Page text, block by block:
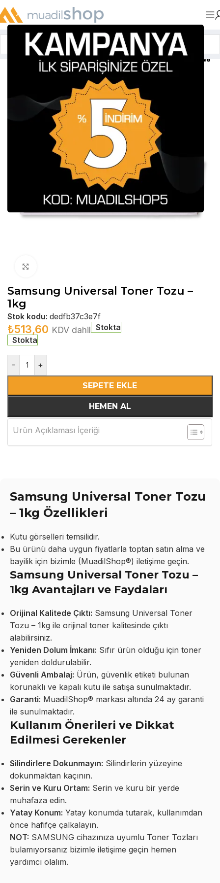
Anasayfa»Toner Tozları
Samsung Universal Toner Tozu –
1kg
Stok kodu: dedfb37c3e7f
₺513,60 KDV dahil Stokta
Stokta
- +
SEPETE EKLE
HEMEN AL
Ürün Açıklaması İçeriği
Samsung Universal Toner Tozu
– 1kg Özellikleri
Kutu görselleri temsilidir.
Bu ürünü daha uygun fiyatlarla toptan satın alma ve
bayilik için bizimle (MuadilShop®) iletişime geçin.
Samsung Universal Toner Tozu –
1kg Avantajları ve Faydaları
Orijinal Kalitede Çıktı: Samsung Universal Toner
Tozu – 1kg ile orijinal toner kalitesinde çıktı
alabilirsiniz.
Yeniden Dolum İmkanı: Sıfır ürün olduğu için toner
yeniden doldurulabilir.
Güvenli Ambalaj: Ürün, güvenlik etiketi bulunan
korunaklı ve kapalı kutu ile satışa sunulmaktadır.
Garanti: MuadilShop® markası altında 24 ay garanti
ile sunulmaktadır.
Kullanım Önerileri ve Dikkat
Edilmesi Gerekenler
Silindirlere Dokunmayın: Silindirlerin yüzeyine
dokunmaktan kaçının.
Serin ve Kuru Ortam: Serin ve kuru bir yerde
muhafaza edin.
Yatay Konum: Yatay konumda tutarak, kullanımdan
önce hafifçe çalkalayın.
NOT: SAMSUNG cihazınıza uyumlu Toner Tozları
bulamıyorsanız bizimle iletişime geçin hemen
yardımcı olalım.